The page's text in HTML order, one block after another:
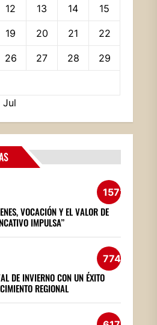
12 13 14 15
19 20 21 22
26 27 28 29
Jul
1572
VOCACIÓN Y EL VALOR DE
IMPULSA”
774
DE INVIERNO CON UN ÉXITO
REGIONAL